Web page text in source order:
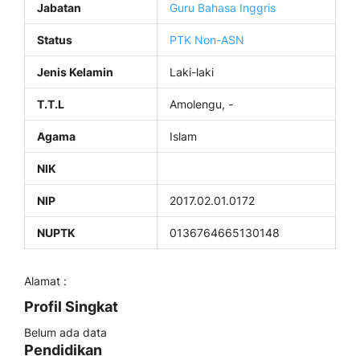
Jabatan Guru Bahasa Inggris
Status PTK Non-ASN
Jenis Kelamin Laki-laki
T.T.L Amolengu, -
Agama Islam
NIK
NIP 2017.02.01.0172
NUPTK 0136764665130148
Alamat :
Profil Singkat
Belum ada data
Pendidikan